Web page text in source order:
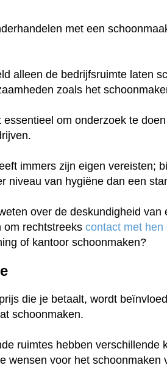
met een
alleen de bedrijfsruimte laten
zoals het
essentieel om onderzoek te
immers zijn eigen vereisten;
niveau van hygiëne dan een
over de deskundigheid
om rechtstreekscontact met hen
of kantoor schoonmaken?
die je betaalt, wordt
schoonmaken.
ruimtes hebben verschillende
wensen voor het schoonmaken